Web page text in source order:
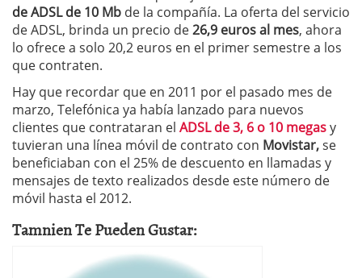
de ADSL de 10 Mb de la compañía. La oferta del servicio
de ADSL, brinda un precio de26,9 euros al mes, ahora
lo ofrece a solo 20,2 euros en el primer semestre a los
que contraten.
Hay que recordar que en 2011 por el pasado mes de
marzo, Telefónica ya había lanzado para nuevos
clientes que contrataran el ADSL de 3, 6 o 10 megasy
tuvieran una línea móvil de contrato con Movistar,se
beneficiaban con el 25% de descuento en llamadas y
mensajes de texto realizados desde este número de
móvil hasta el 2012.
Tamnien Te Pueden Gustar: